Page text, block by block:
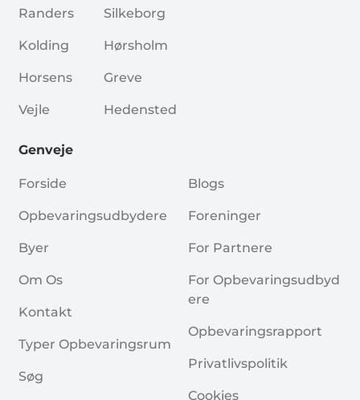
Randers
Kolding
Horsens
Vejle
Silkeborg
Hørsholm
Greve
Hedensted
Genveje
Forside
Opbevaringsudbydere
Byer
Om Os
Kontakt
Typer Opbevaringsrum
Søg
Blogs
Foreninger
For Partnere
For Opbevaringsudbyd
Ere
Opbevaringsrapport
Privatlivspolitik
Cookies